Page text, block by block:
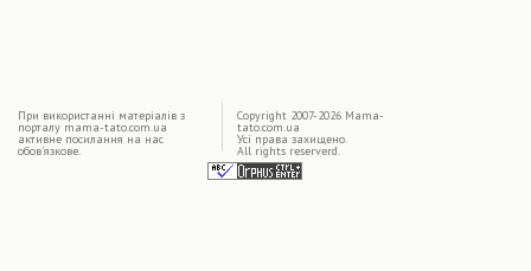
При використаннi матерiалiв з
порталу mama-tato.com.ua
активне посилання на нас
обов'язкове.
Copyright 2007-2026 Mama-
tato.com.ua
Усі права захищено.
All rights reserverd.